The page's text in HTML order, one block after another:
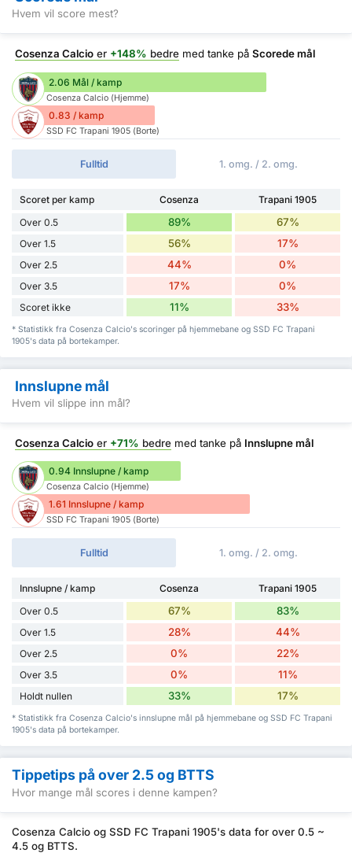
Hvem vil score mest?
Cosenza Calcio er +148% bedre med tanke på Scorede mål
2.06 Mål / kamp
Cosenza Calcio (Hjemme)
0.83 / kamp
SSD FC Trapani 1905 (Borte)
Fulltid 1. omg. / 2. omg.
Scoret per kamp Cosenza
Trapani 1905
Over 0.5
89% 67%
Over 1.5 56% 17%
Over 2.5 44% 0%
Over 3.5 17% 0%
Scoret ikke 11% 33%
* Statistikk fra Cosenza Calcio's scoringer på hjemmebane og SSD FC Trapani
1905's data på bortekamper.
Innslupne mål
Hvem vil slippe inn mål?
Cosenza Calcio er +71% bedre med tanke på Innslupne mål
0.94 Innslupne / kamp
Cosenza Calcio (Hjemme)
1.61 Innslupne / kamp
SSD FC Trapani 1905 (Borte)
Fulltid 1. omg. / 2. omg.
Innslupne / kamp Cosenza
Trapani 1905
Over 0.5
67% 83%
Over 1.5 28% 44%
Over 2.5 0% 22%
Over 3.5 0% 11%
Holdt nullen 33% 17%
* Statistikk fra Cosenza Calcio's innslupne mål på hjemmebane og SSD FC Trapani
1905's data på bortekamper.
Tippetips på over 2.5 og BTTS
Hvor mange mål scores i denne kampen?
Cosenza Calcio og SSD FC Trapani 1905's data for over 0.5 ~
4.5 og BTTS.